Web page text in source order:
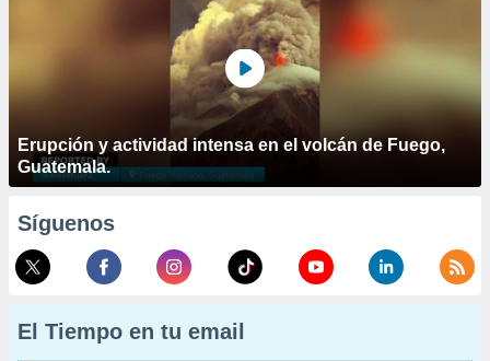
Erupción y actividad intensa en el volcán de Fuego,
Guatemala.
Síguenos
El Tiempo en tu email